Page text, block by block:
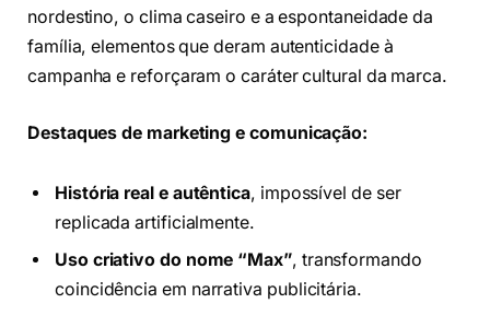
nordestino, o clima caseiro e a espontaneidade da
família, elementos que deram autenticidade à
campanha e reforçaram o caráter cultural da marca.
Destaques de marketing e comunicação:
História real e autêntica, impossível de ser
replicada artificialmente.
Uso criativo do nome “Max”, transformando
coincidência em narrativa publicitária.